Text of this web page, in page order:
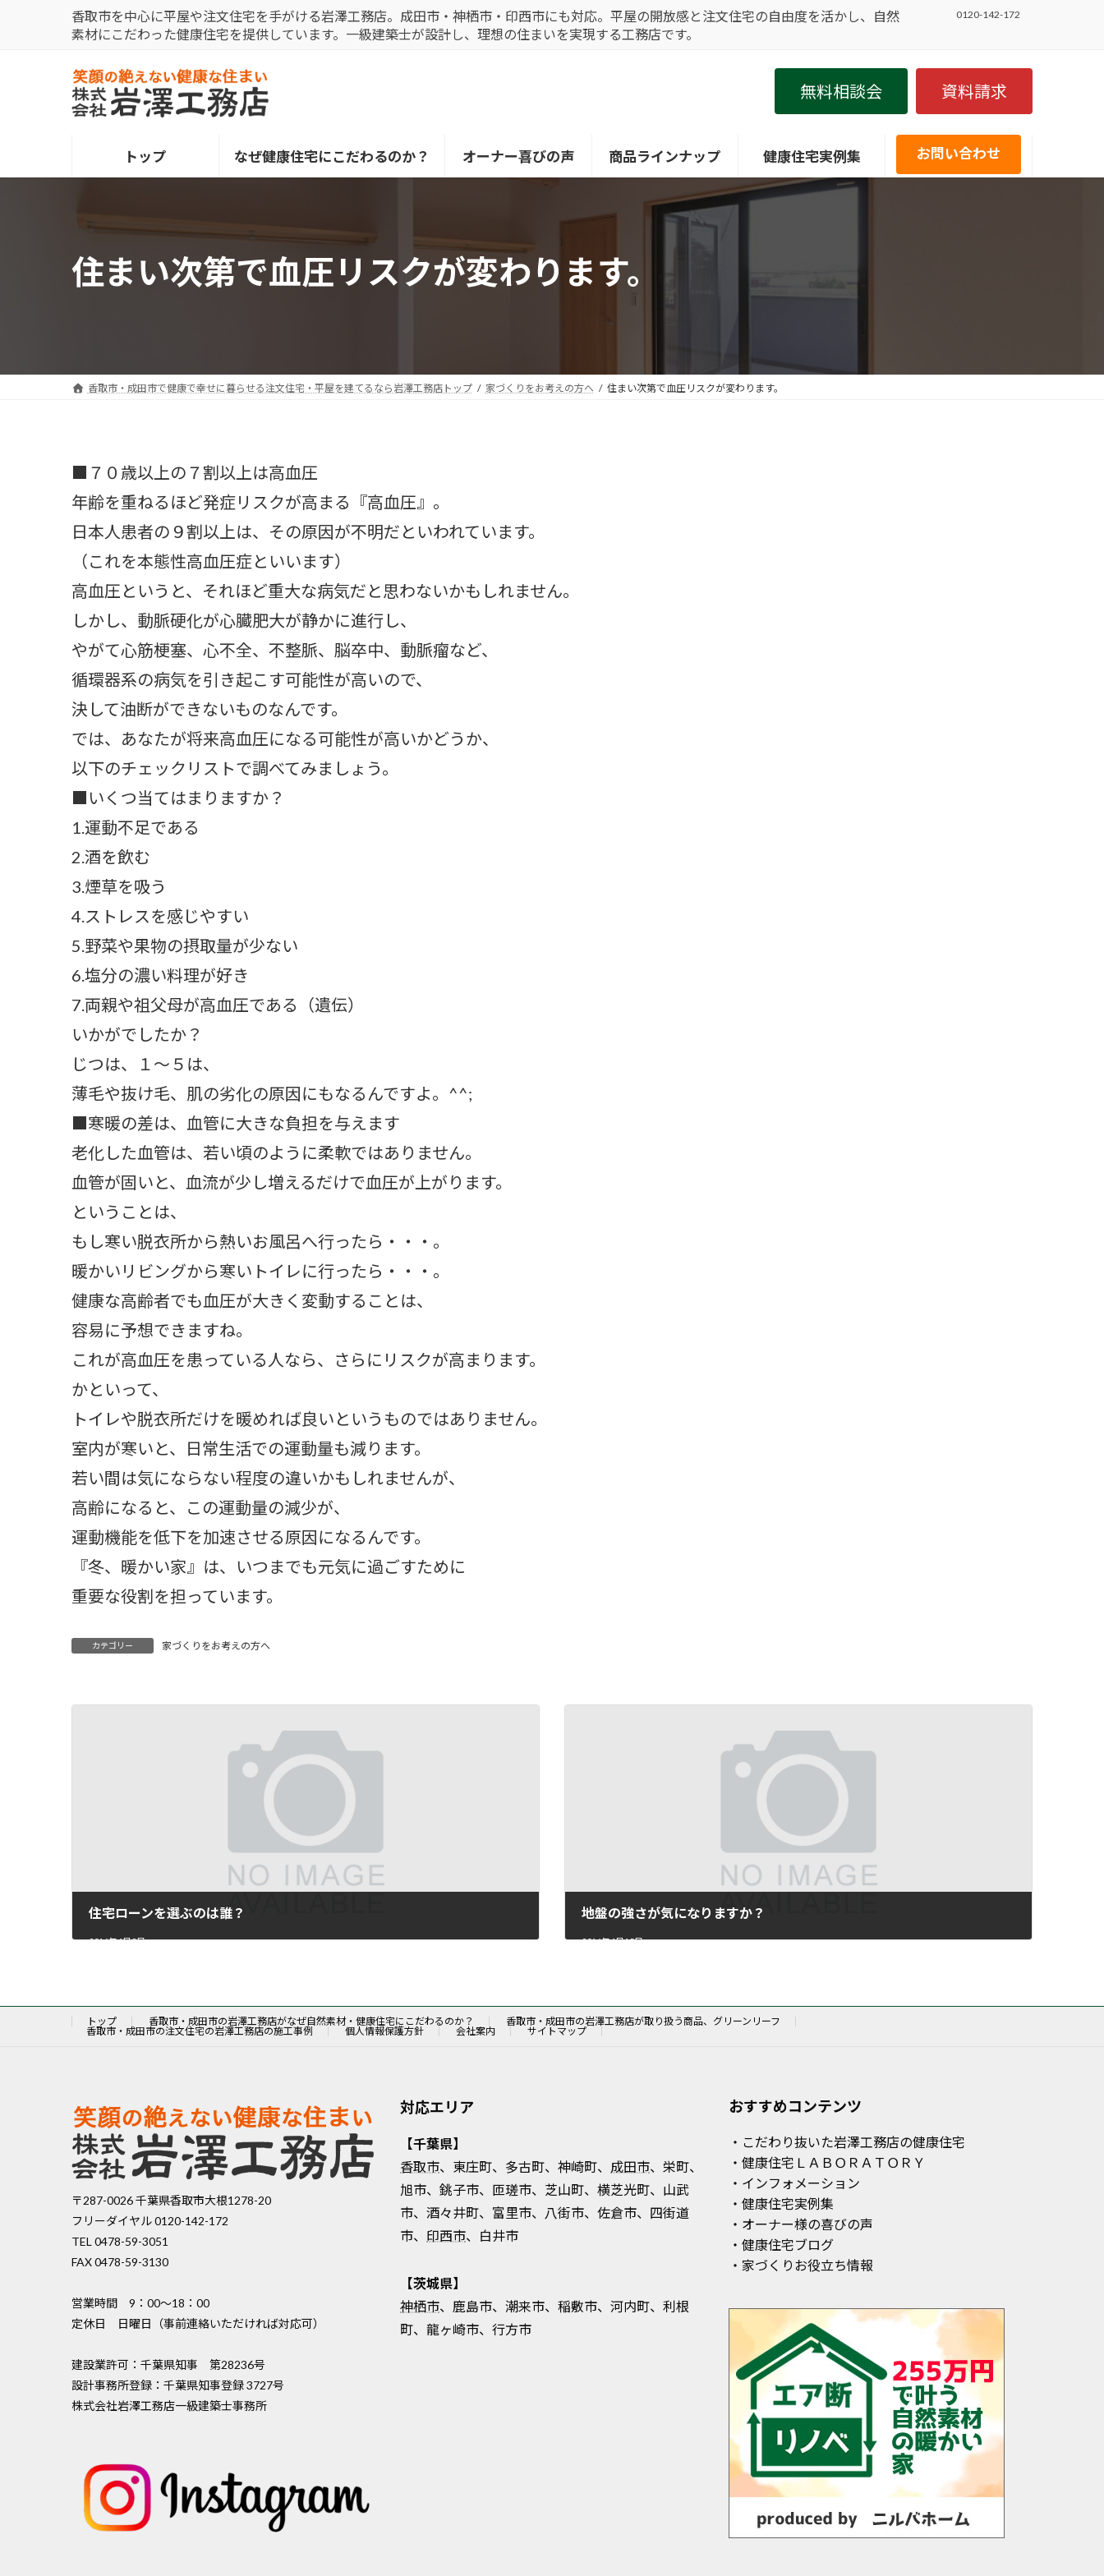
キ
に
香取市を中心に平屋や注文住宅を手がける岩澤工務店。成田市・神栖市・印西市にも対応。平屋の開放感と注文住宅の自由度を活かし、自然
素材にこだわった健康住宅を提供しています。一級建築士が設計し、理想の住まいを実現する工務店です。
0120-142-172
無料相談会 資料請求
トップ なぜ健康住宅にこだわるのか？ オーナー喜びの声 商品ラインナップ 健康住宅実例集 お問い合わせ
住まい次第で血圧リスクが変わります。
香取市・成田市で健康で幸せに暮らせる注文住宅・平屋を建てるなら岩澤工務店トップ 家づくりをお考えの方へ 住まい次第で血圧リスクが変わります。
■７０歳以上の７割以上は高血圧
年齢を重ねるほど発症リスクが高まる『高血圧』。
日本人患者の９割以上は、その原因が不明だといわれています。
（これを本態性高血圧症といいます）
高血圧というと、それほど重大な病気だと思わないかもしれません。
しかし、動脈硬化が心臓肥大が静かに進行し、
やがて心筋梗塞、心不全、不整脈、脳卒中、動脈瘤など、
循環器系の病気を引き起こす可能性が高いので、
決して油断ができないものなんです。
では、あなたが将来高血圧になる可能性が高いかどうか、
以下のチェックリストで調べてみましょう。
■いくつ当てはまりますか？
1.運動不足である
2.酒を飲む
3.煙草を吸う
4.ストレスを感じやすい
5.野菜や果物の摂取量が少ない
6.塩分の濃い料理が好き
7.両親や祖父母が高血圧である（遺伝）
いかがでしたか？
じつは、１～５は、
薄毛や抜け毛、肌の劣化の原因にもなるんですよ。^^;
■寒暖の差は、血管に大きな負担を与えます
老化した血管は、若い頃のように柔軟ではありません。
血管が固いと、血流が少し増えるだけで血圧が上がります。
ということは、
もし寒い脱衣所から熱いお風呂へ行ったら・・・。
暖かいリビングから寒いトイレに行ったら・・・。
健康な高齢者でも血圧が大きく変動することは、
容易に予想できますね。
これが高血圧を患っている人なら、さらにリスクが高まります。
かといって、
トイレや脱衣所だけを暖めれば良いというものではありません。
室内が寒いと、日常生活での運動量も減ります。
若い間は気にならない程度の違いかもしれませんが、
高齢になると、この運動量の減少が、
運動機能を低下を加速させる原因になるんです。
『冬、暖かい家』は、いつまでも元気に過ごすために
重要な役割を担っています。
カテゴリー 家づくりをお考えの方へ
住宅ローンを選ぶのは誰？
2016年4月8日
地盤の強さが気になりますか？
2016年4月15日
トップ 香取市・成田市の岩澤工務店がなぜ自然素材・健康住宅にこだわるのか？
香取市・成田市の岩澤工務店が取り扱う商品、グリーンリーフ
香取市・成田市の注文住宅の岩澤工務店の施工事例
個人情報保護方針 会社案内 サイトマップ
〒287-0026 千葉県香取市大根1278-20
フリーダイヤル 0120-142-172
TEL 0478-59-3051
FAX 0478-59-3130
営業時間 9：00〜18：00
定休日 日曜日（事前連絡いただければ対応可）
建設業許可：千葉県知事 第28236号
設計事務所登録：千葉県知事登録 3727号
株式会社岩澤工務店一級建築士事務所
対応エリア
【千葉県】
香取市、東庄町、多古町、神崎町、 成田市、栄町、
旭市、銚子市、匝瑳市、芝山町、横芝光町、山武
市、酒々井町、富里市、八街市、佐倉市、四街道
市、 印西市、白井市
【茨城県】
神栖市、鹿島市、潮来市、稲敷市、河内町、利根
町、龍ヶ崎市、行方市
おすすめコンテンツ
・こだわり抜いた岩澤工務店の健康住宅
・健康住宅ＬＡＢＯＲＡＴＯＲＹ
・インフォメーション
・健康住宅実例集
・オーナー様の喜びの声
・健康住宅ブログ
・家づくりお役立ち情報